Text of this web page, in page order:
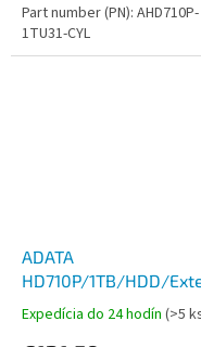
Part number (PN): AHD710P-
1TU31-CYL
ADATA
HD710P/1TB/HDD/
Expedícia do 24 hodín (>5